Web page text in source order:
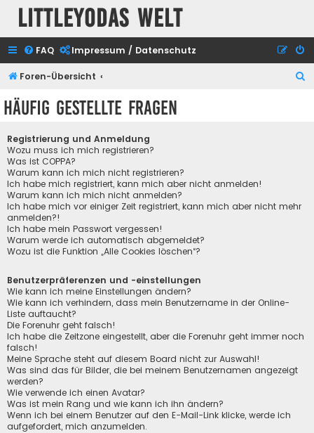
Littleyodas Welt
FAQ Impressum / Datenschutz
Foren-Übersicht
Häufig gestellte Fragen
Registrierung und Anmeldung
Wozu muss ich mich registrieren?
Was ist COPPA?
Warum kann ich mich nicht registrieren?
Ich habe mich registriert, kann mich aber nicht anmelden!
Warum kann ich mich nicht anmelden?
Ich habe mich vor einiger Zeit registriert, kann mich aber nicht mehr
anmelden?!
Ich habe mein Passwort vergessen!
Warum werde ich automatisch abgemeldet?
Wozu ist die Funktion „Alle Cookies löschen“?
Benutzerpräferenzen und -einstellungen
Wie kann ich meine Einstellungen ändern?
Wie kann ich verhindern, dass mein Benutzername in der Online-
Liste auftaucht?
Die Forenuhr geht falsch!
Ich habe die Zeitzone eingestellt, aber die Forenuhr geht immer noch
falsch!
Meine Sprache steht auf diesem Board nicht zur Auswahl!
Was sind das für Bilder, die bei meinem Benutzernamen angezeigt
werden?
Wie verwende ich einen Avatar?
Was ist mein Rang und wie kann ich ihn ändern?
Wenn ich bei einem Benutzer auf den E-Mail-Link klicke, werde ich
aufgefordert, mich anzumelden.